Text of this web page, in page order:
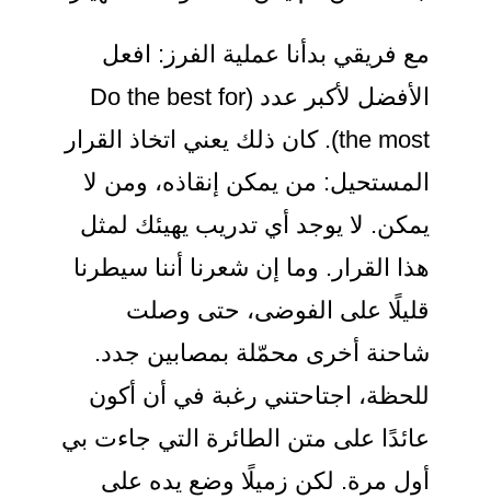
مع فريقي بدأنا عملية الفرز: افعل
الأفضل لأكبر عدد (Do the best for
the most). كان ذلك يعني اتخاذ القرار
المستحيل: من يمكن إنقاذه، ومن لا
يمكن. لا يوجد أي تدريب يهيئك لمثل
هذا القرار. وما إن شعرنا أننا سيطرنا
قليلًا على الفوضى، حتى وصلت
شاحنة أخرى محمّلة بمصابين جدد.
للحظة، اجتاحتني رغبة في أن أكون
عائدًا على متن الطائرة التي جاءت بي
أول مرة. لكن زميلًا وضع يده على